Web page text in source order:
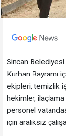
Sincan
Kurban Bayramı
ekipleri, temizlik
hekimler,
personel
için aralıksız